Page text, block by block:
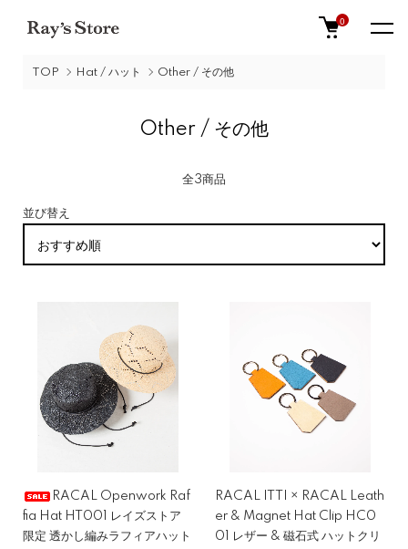
0
TOP Hat / ハット Other / その他
Other / その他
全3商品
並び替え
RACAL Openwork Raf
fia Hat HT001 レイズストア
限定 透かし編みラフィアハット
RACAL ITTI × RACAL Leath
er & Magnet Hat Clip HC0
01 レザー & 磁石式 ハットクリ